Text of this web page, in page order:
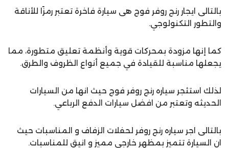
بالتالى ايجار رنج روفر فوج هى سيارة فاخرة تعتبر رمزًا للأناقة
والتطور التكنولوجي.
كما إنها مزودة بمحركات قوية وأنظمة تعليق متطورة، مما
يجعلها مناسبة للقيادة في جميع أنواع الظروف والطرق.
لذلك استئجر سياره رنج روفر فوج حيث انها من السيارات
الحديثه وتعتبر من افضل سيارات الدفع الرباعي.
بالتالى اجر سياره رنج روفر لحفلات الزفاف و المناسبات حيث
ان السيارة تتميز بمظهر خارجي مميز و انيق للمناسبات.